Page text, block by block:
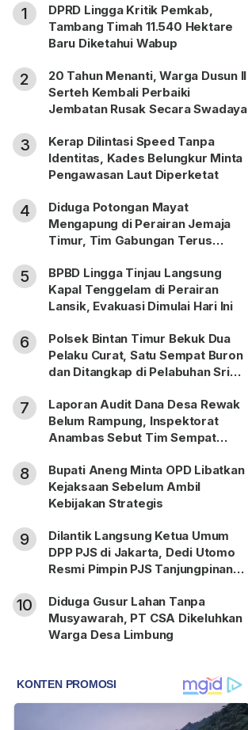
1
DPRD Lingga Kritik Pemkab,
Tambang Timah 11.540 Hektare
Baru Diketahui Wabup
2
20 Tahun Menanti, Warga Dusun II
Serteh Kembali Perbaiki
Jembatan Rusak Secara Swadaya
3
Kerap Dilintasi Speed Tanpa
Identitas, Kades Belungkur Minta
Pengawasan Laut Diperketat
4
Diduga Potongan Mayat
Mengapung di Perairan Jemaja
Timur, Tim Gabungan Terus
5
BPBD Lingga Tinjau Langsung
Kapal Tenggelam di Perairan
Lansik, Evakuasi Dimulai Hari Ini
6
Polsek Bintan Timur Bekuk Dua
Pelaku Curat, Satu Sempat Buron
dan Ditangkap di Pelabuhan Sri
7
Laporan Audit Dana Desa Rewak
Belum Rampung, Inspektorat
Anambas Sebut Tim Sempat
8
Bupati Aneng Minta OPD Libatkan
Kejaksaan Sebelum Ambil
Kebijakan Strategis
9
Dilantik Langsung Ketua Umum
DPP PJS di Jakarta, Dedi Utomo
Resmi Pimpin PJS Tanjungpinang-
10
Diduga Gusur Lahan Tanpa
Musyawarah, PT CSA Dikeluhkan
Warga Desa Limbung